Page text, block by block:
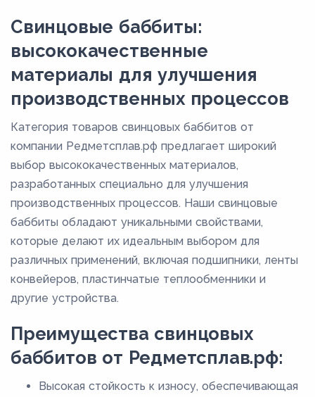
Свинцовые баббиты:
высококачественные
материалы для улучшения
производственных процессов
Категория товаров свинцовых баббитов от
компании Редметсплав.рф предлагает широкий
выбор высококачественных материалов,
разработанных специально для улучшения
производственных процессов. Наши свинцовые
баббиты обладают уникальными свойствами,
которые делают их идеальным выбором для
различных применений, включая подшипники, ленты
конвейеров, пластинчатые теплообменники и
другие устройства.
Преимущества свинцовых
баббитов от Редметсплав.рф:
Высокая стойкость к износу, обеспечивающая